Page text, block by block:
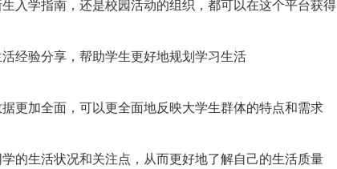
入学指南，还是校园活动的组织，都可以在这个平台获得
经验分享，帮助学生更好地规划学习生活
更加全面，可以更全面地反映大学生群体的特点和需求
的生活状况和关注点，从而更好地了解自己的生活质量